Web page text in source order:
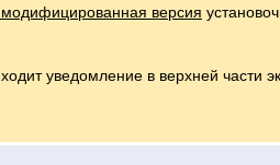
версия
уведомление в верхней части